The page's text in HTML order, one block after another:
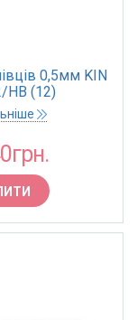
0,5мм KIN
HB (12)